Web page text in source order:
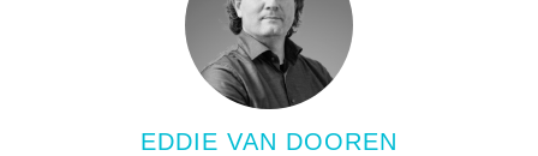
EDDIE VAN DOOREN